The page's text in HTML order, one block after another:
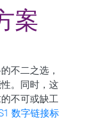
案
不二之选，
。同时，这
不可或缺工
数字链接标